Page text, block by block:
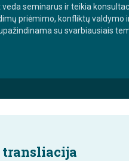
seminarus ir teikia
priėmimo, konfliktų valdymo
su svarbiausiais
transliacija